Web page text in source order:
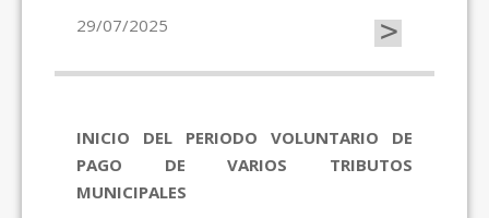
29/07/2025
>
INICIO DEL PERIODO VOLUNTARIO DE
PAGO DE VARIOS TRIBUTOS
MUNICIPALES